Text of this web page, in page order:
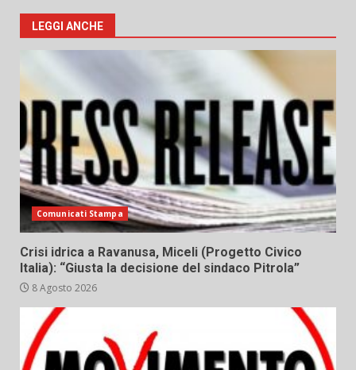
LEGGI ANCHE
Comunicati Stampa
Crisi idrica a Ravanusa, Miceli (Progetto Civico
Italia): “Giusta la decisione del sindaco Pitrola”
8 Agosto 2026